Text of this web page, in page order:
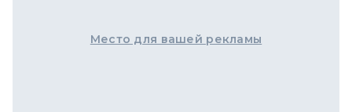
Место для вашей рекламы